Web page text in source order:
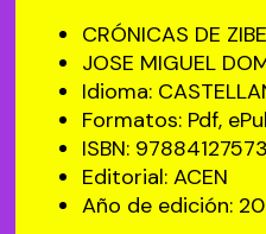
CRÓNICAS DE
JOSE MIGUEL
Idioma:
Formatos: Pdf,
ISBN:
Editorial: ACEN
Año de edición: